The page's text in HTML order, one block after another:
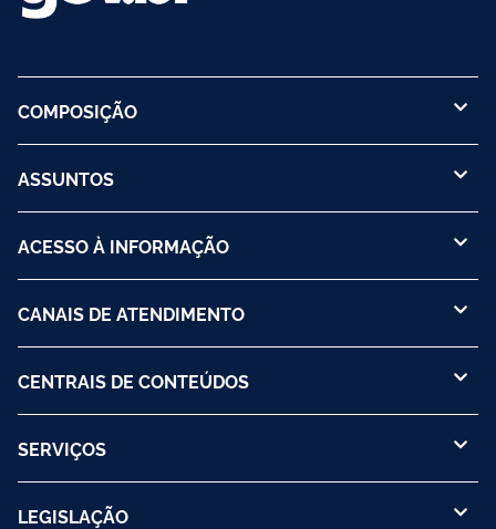
COMPOSIÇÃO
ASSUNTOS
ACESSO À INFORMAÇÃO
CANAIS DE ATENDIMENTO
CENTRAIS DE CONTEÚDOS
SERVIÇOS
LEGISLAÇÃO